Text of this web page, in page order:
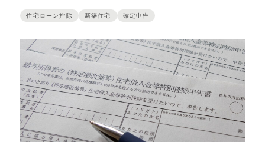
住宅ローン控除 新築住宅 確定申告